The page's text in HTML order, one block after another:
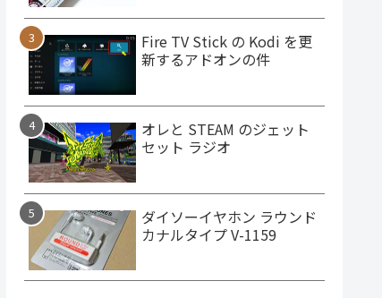
Fire TV Stick の Kodi を更
新するアドオンの件
オレと STEAM のジェット
セット ラジオ
ダイソーイヤホン ラウンド
カナルタイプ V-1159